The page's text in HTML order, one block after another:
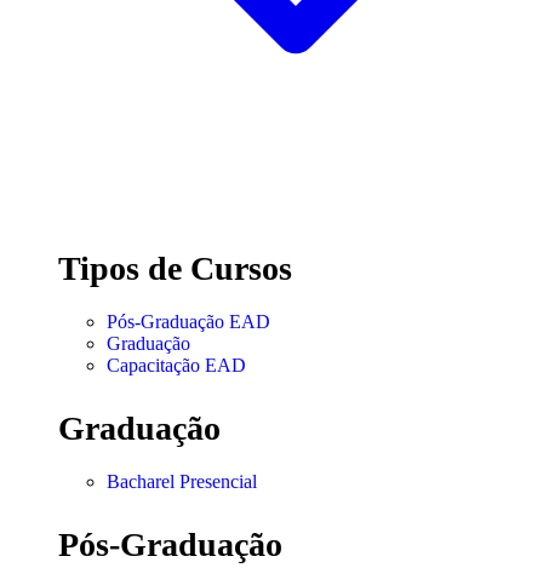
Tipos de Cursos
Pós-Graduação EAD
Graduação
Capacitação EAD
Graduação
Bacharel Presencial
Pós-Graduação